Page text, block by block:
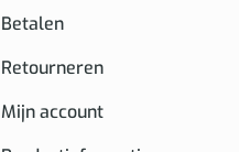
Betalen
Retourneren
Mijn account